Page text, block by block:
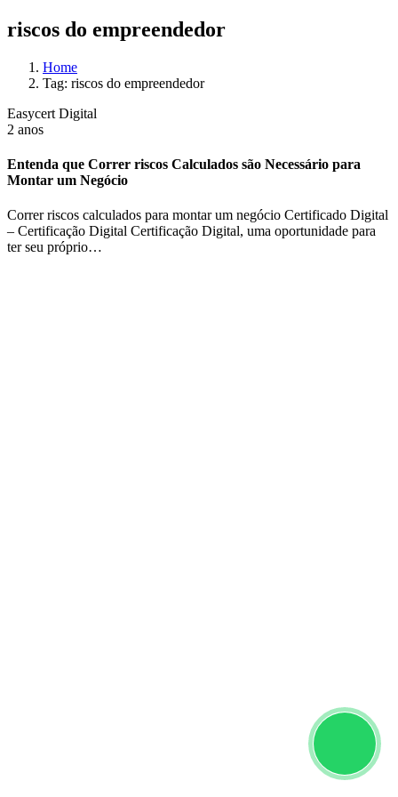
riscos do empreendedor
Home
Tag: riscos do empreendedor
Easycert Digital
2 anos
Entenda que Correr riscos Calculados são Necessário para
Montar um Negócio
Correr riscos calculados para montar um negócio Certificado Digital
– Certificação Digital Certificação Digital, uma oportunidade para
ter seu próprio…